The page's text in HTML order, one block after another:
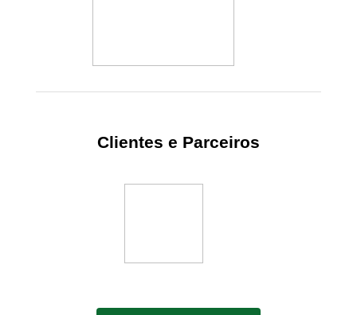
Clientes e Parceiros